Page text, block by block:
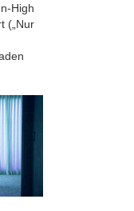
High
(„Nur